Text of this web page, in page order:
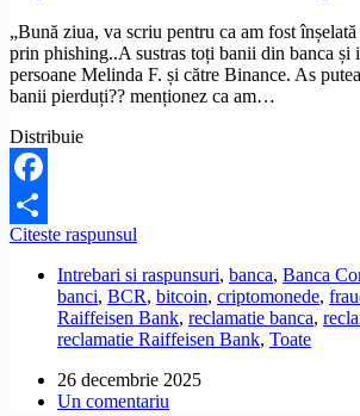
„Bună ziua, va scriu pentru ca am fost
prin phishing..A sustras toți banii din banca și
persoane Melinda F. și către Binance. As
banii pierduți?? menționez ca am…
Distribuie
Facebook
Partajează
Citeste raspunsul
banii,
dacă
am
fost
prin
manipulare
Intrebari si raspunsuri, banca, Banca
banci, BCR, bitcoin, criptomonede,
Raiffeisen Bank, reclamatie banca,
reclamatie Raiffeisen Bank, Toate
26 decembrie 2025
Un comentariu